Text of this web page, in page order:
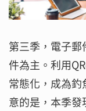
第三季，電子
件為主。利用
常態化，成為
意的是，本季發